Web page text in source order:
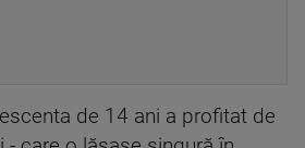
de 14 ani a profitat de